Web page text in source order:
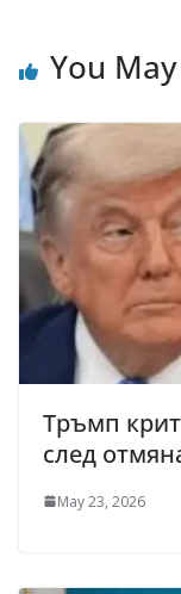
You
Тръмп
след
May 23, 2026